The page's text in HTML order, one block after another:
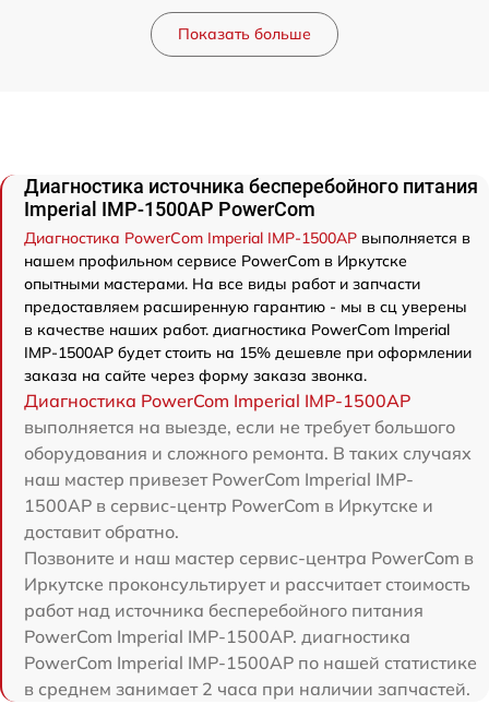
Показать больше
Диагностика источника бесперебойного питания
Imperial IMP-1500AP PowerCom
Диагностика PowerCom Imperial IMP-1500AP выполняется в
нашем профильном сервисе PowerCom в Иркутске
опытными мастерами. На все виды работ и запчасти
предоставляем расширенную гарантию - мы в сц уверены
в качестве наших работ. диагностика PowerCom Imperial
IMP-1500AP будет стоить на 15% дешевле при оформлении
заказа на сайте через форму заказа звонка.
Диагностика PowerCom Imperial IMP-1500AP
выполняется на выезде, если не требует большого
оборудования и сложного ремонта. В таких случаях
наш мастер привезет PowerCom Imperial IMP-
1500AP в сервис-центр PowerCom в Иркутске и
доставит обратно.
Позвоните и наш мастер сервис-центра PowerCom в
Иркутске проконсультирует и рассчитает стоимость
работ над источника бесперебойного питания
PowerCom Imperial IMP-1500AP. диагностика
PowerCom Imperial IMP-1500AP по нашей статистике
в среднем занимает 2 часа при наличии запчастей.